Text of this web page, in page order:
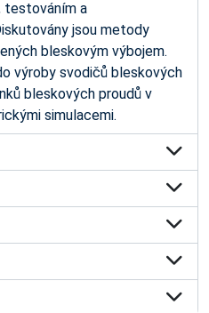
testováním a
jsou metody
bleskovým výbojem.
výroby svodičů bleskových
bleskových proudů v
simulacemi.